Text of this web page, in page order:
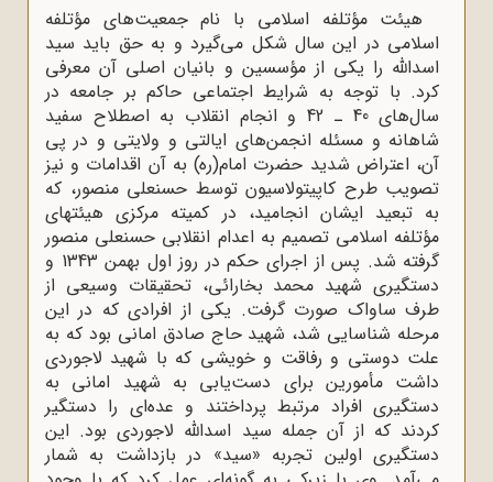
هیئت مؤتلفه اسلامى با نام جمعیت‌هاى مؤتلفه
اسلامى در این سال شکل مى‌گیرد و به حق باید سید
اسداللّه‌ را یکى از مؤسسین و بانیان اصلى آن معرفى
کرد. با توجه به شرایط اجتماعى حاکم بر جامعه در
سال‌هاى 40 ـ 42 و انجام انقلاب به اصطلاح سفید
شاهانه و مسئله انجمن‌هاى ایالتى و ولایتى و در پی
آن، اعتراض شدید حضرت امام(ره) به آن اقدامات و نیز
تصویب طرح کاپیتولاسیون توسط حسنعلى منصور، که
به تبعید ایشان انجامید، در کمیته مرکزى هیئتهاى
مؤتلفه اسلامى تصمیم به اعدام انقلابى حسنعلى منصور
گرفته شد. پس از اجرای حکم در روز اول بهمن 1343 و
دستگیری شهید محمد بخارائی، تحقیقات وسیعی از
طرف ساواک صورت گرفت. یکى از افرادى که در این
مرحله شناسایى شد، شهید حاج صادق امانى بود که به
علت دوستى و رفاقت و خویشى که با شهید لاجوردى
داشت مأمورین براى دست‌یابى به شهید امانى به
دستگیرى افراد مرتبط پرداختند و عده‌ای را دستگیر
کردند که از آن جمله سید اسداللّه‌ لاجوردى بود. این
دستگیرى اولین تجربه «سید» در بازداشت به شمار